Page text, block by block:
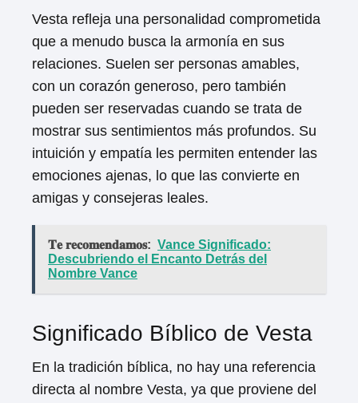
Vesta refleja una personalidad comprometida
que a menudo busca la armonía en sus
relaciones. Suelen ser personas amables,
con un corazón generoso, pero también
pueden ser reservadas cuando se trata de
mostrar sus sentimientos más profundos. Su
intuición y empatía les permiten entender las
emociones ajenas, lo que las convierte en
amigas y consejeras leales.
𝐓𝐞 𝐫𝐞𝐜𝐨𝐦𝐞𝐧𝐝𝐚𝐦𝐨𝐬: Vance Significado:
Descubriendo el Encanto Detrás del
Nombre Vance
Significado Bíblico de Vesta
En la tradición bíblica, no hay una referencia
directa al nombre Vesta, ya que proviene del